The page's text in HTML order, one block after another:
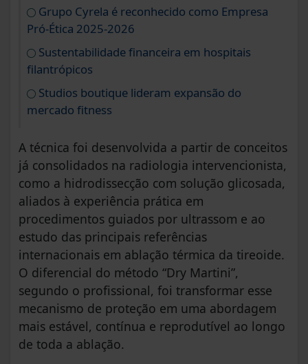
Grupo Cyrela é reconhecido como Empresa
Pró-Ética 2025-2026
Sustentabilidade financeira em hospitais
filantrópicos
Studios boutique lideram expansão do
mercado fitness
A técnica foi desenvolvida a partir de conceitos
já consolidados na radiologia intervencionista,
como a hidrodissecção com solução glicosada,
aliados à experiência prática em
procedimentos guiados por ultrassom e ao
estudo das principais referências
internacionais em ablação térmica da tireoide.
O diferencial do método “Dry Martini”,
segundo o profissional, foi transformar esse
mecanismo de proteção em uma abordagem
mais estável, contínua e reprodutível ao longo
de toda a ablação.